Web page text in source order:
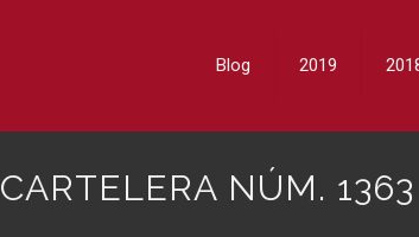
Blog 2019
CARTELERA NÚM. 1363